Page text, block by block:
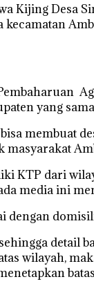
Kijing Desa
yang
membuat
KTP dari
media ini
detail
wilayah,